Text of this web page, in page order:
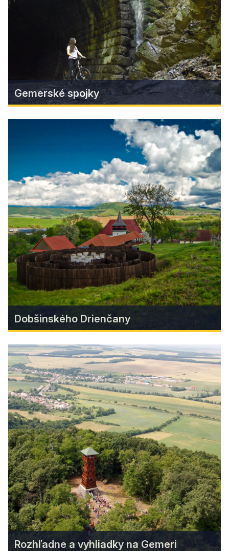
Gemerské spojky
Gemerské spojky
Spoznajte unikátny projekt nedokončenej
železnice peši či v sedle bicykla. Prejsť najdlhším
cyklotunelom v Európe a po viadukte vysokom
36 metrov sú zážitky na celý život.
Zistiť viac
Dobšinského Drienčany
Dobšinského Drienčany
Rozprávková obec Drienčany je so svojím
okolím skvelým miestom pre rodinný výlet.
Vydajte sa po stopách rozprávok Pavla
Dobšinského alebo nakuknite do tajomných
jaskýň na náučnom chodníku Drienčanský kras. V
blízkosti obce sa nachádza aj nateplejšia vodná
nádrž na Slovensku.
Zistiť viac
Rozhľadne a vyhliadky na Gemeri